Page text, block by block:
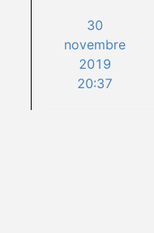
30
novembre
2019
20:37